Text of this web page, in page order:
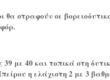
θα στραφούν σε
με 40 και τοπικά στη
η ελάχιστη 2 με 3